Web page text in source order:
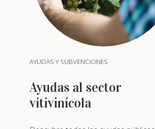
AYUDAS Y SUBVENCIONES
Ayudas al sector
vitivinícola